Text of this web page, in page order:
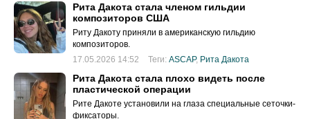
Рита Дакота стала членом гильдии
композиторов США
Риту Дакоту приняли в американскую гильдию
композиторов.
17.05.2026 14:52
Теги: ASCAP, Рита Дакота
Рита Дакота стала плохо видеть после
пластической операции
Рите Дакоте установили на глаза специальные сеточки-
фиксаторы.